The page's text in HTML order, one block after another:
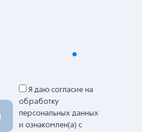
Я даю согласие на
обработку
персональных данных
и ознакомлен(а) с